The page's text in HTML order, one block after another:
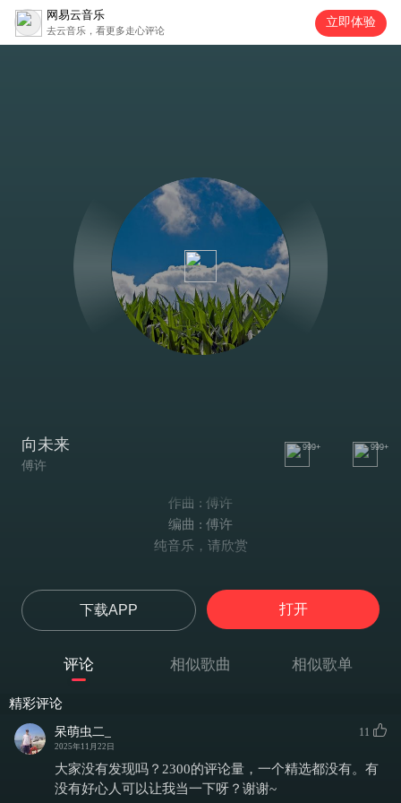
网易云音乐
去云音乐，看更多走心评论
立即体验
向未来
傅许
999+ 999+
作曲 : 傅许
编曲 : 傅许
纯音乐，请欣赏
下载APP 打开
评论 相似歌曲 相似歌单
精彩评论
呆萌虫二_
2025年11月22日
11
大家没有发现吗？2300的评论量，一个精选都没有。有
没有好心人可以让我当一下呀？谢谢~